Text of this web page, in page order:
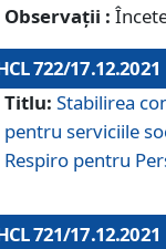
Observații :
722/17.12.2021
Titlu: Stabilirea
pentru serviciile
Respiro pentru
721/17.12.2021